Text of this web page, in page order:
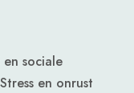
sociale
en onrust